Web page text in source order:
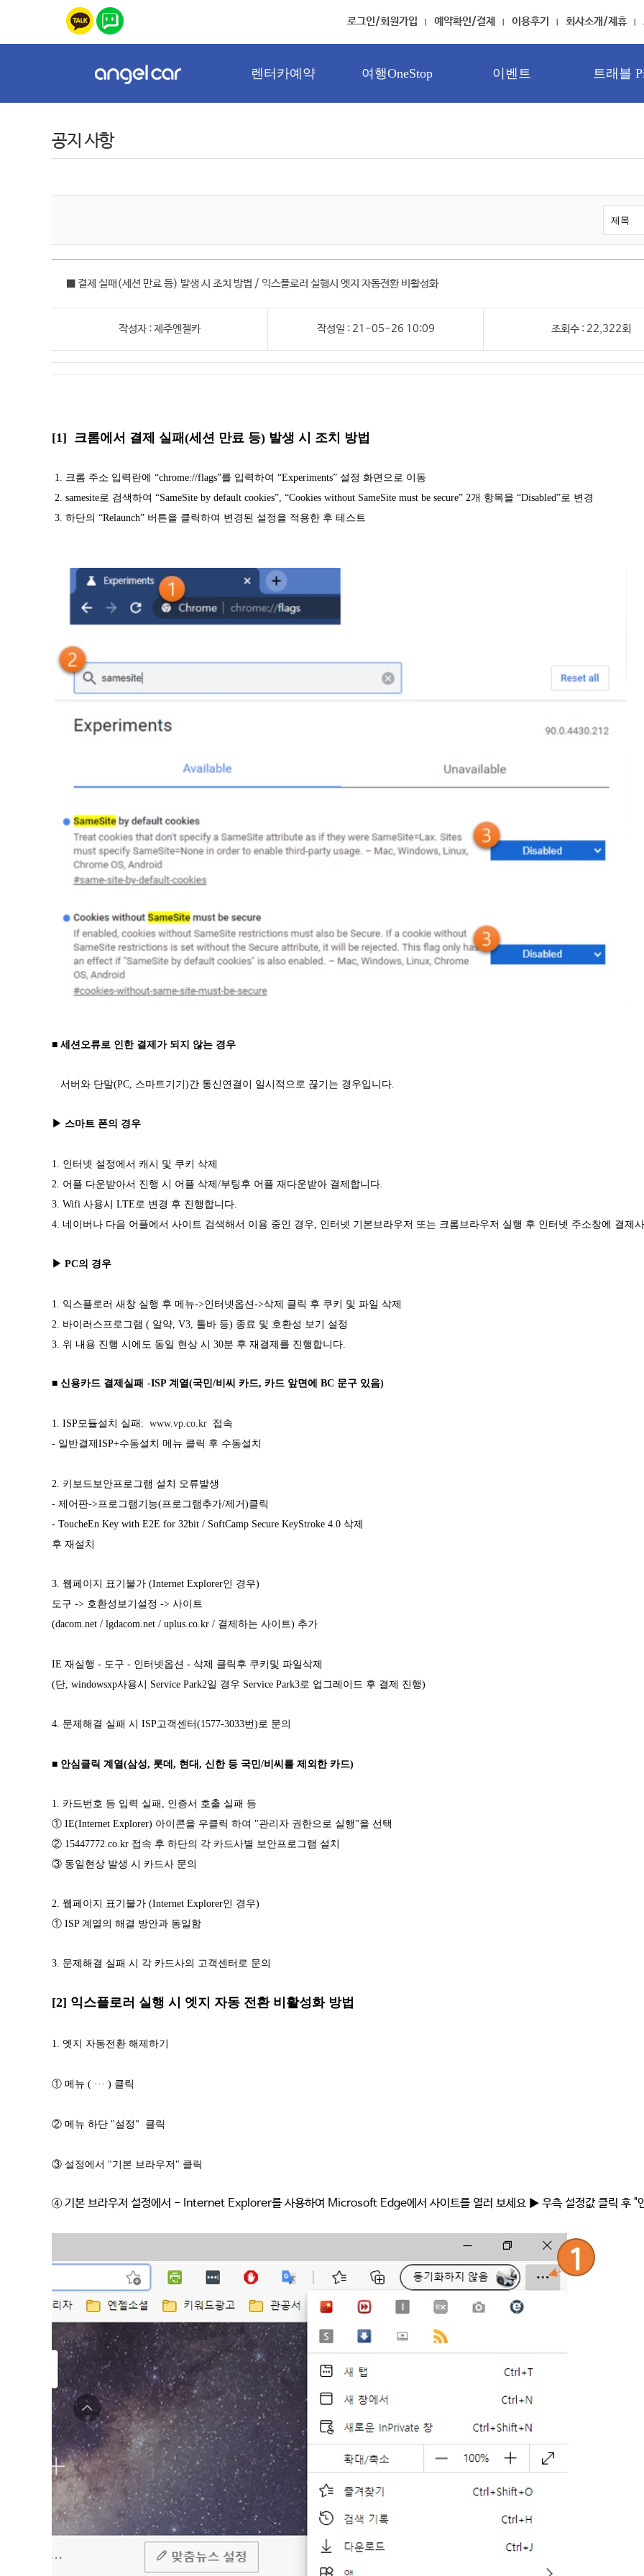
로그인/회원가입 예약확인/결제 이용후기 회사소개/제휴
렌터카예약 여행OneStop 이벤트 트래블
공지 사항
■ 결제 실패(세션 만료 등) 발생 시 조치 방법 / 익스플로러 실행시 엣지 자동전환 비활성화
작성자 : 제주엔젤카 작성일 : 21-05-26 10:09 조회수 : 22,322회
[1] 크롬에서 결제 실패(세션 만료 등) 발생 시 조치 방법
1. 크롬 주소 입력란에 “chrome://flags”를 입력하여 “Experiments” 설정 화면으로 이동
2. samesite로 검색하여 “SameSite by default cookies”, “Cookies without SameSite must be secure” 2개 항목을 “Disabled”로 변경
3. 하단의 “Relaunch” 버튼을 클릭하여 변경된 설정을 적용한 후 테스트
■ 세션오류로 인한 결제가 되지 않는 경우
서버와 단말(PC, 스마트기기)간 통신연결이 일시적으로 끊기는 경우입니다.
▶ 스마트 폰의 경우
1. 인터넷 설정에서 캐시 및 쿠키 삭제
2. 어플 다운받아서 진행 시 어플 삭제/부팅후 어플 재다운받아 결제합니다.
3. Wifi 사용시 LTE로 변경 후 진행합니다.
4. 네이버나 다음 어플에서 사이트 검색해서 이용 중인 경우, 인터넷 기본브라우저 또는 크롬브라우저 실행 후 인터넷 주소창에 결제
▶ PC의 경우
1. 익스플로러 새창 실행 후 메뉴->인터넷옵션->삭제 클릭 후 쿠키 및 파일 삭제
2. 바이러스프로그램 ( 알약, V3, 툴바 등) 종료 및 호환성 보기 설정
3. 위 내용 진행 시에도 동일 현상 시 30분 후 재결제를 진행합니다.
■ 신용카드 결제실패 -ISP 계열(국민/비씨 카드, 카드 앞면에 BC 문구 있음)
1. ISP모듈설치 실패: www.vp.co.kr 접속
- 일반결제ISP+수동설치 메뉴 클릭 후 수동설치
2. 키보드보안프로그램 설치 오류발생
- 제어판->프로그램기능(프로그램추가/제거)클릭
- ToucheEn Key with E2E for 32bit / SoftCamp Secure KeyStroke 4.0 삭제
후 재설치
3. 웹페이지 표기불가 (Internet Explorer인 경우)
도구 -> 호환성보기설정 -> 사이트
(dacom.net / lgdacom.net / uplus.co.kr / 결제하는 사이트) 추가
IE 재실행 - 도구 - 인터넷옵션 - 삭제 클릭후 쿠키및 파일삭제
(단, windowsxp사용시 Service Park2일 경우 Service Park3로 업그레이드 후 결제 진행)
4. 문제해결 실패 시 ISP고객센터(1577-3033번)로 문의
■ 안심클릭 계열(삼성, 롯데, 현대, 신한 등 국민/비씨를 제외한 카드)
1. 카드번호 등 입력 실패, 인증서 호출 실패 등
① IE(Internet Explorer) 아이콘을 우클릭 하여 "관리자 권한으로 실행"을 선택
② 15447772.co.kr 접속 후 하단의 각 카드사별 보안프로그램 설치
③ 동일현상 발생 시 카드사 문의
2. 웹페이지 표기불가 (Internet Explorer인 경우)
① ISP 계열의 해결 방안과 동일함
3. 문제해결 실패 시 각 카드사의 고객센터로 문의
[2] 익스플로러 실행 시 엣지 자동 전환 비활성화 방법
1. 엣지 자동전환 해제하기
① 메뉴 ( · · · ) 클릭
② 메뉴 하단 "설정" 클릭
③ 설정에서 "기본 브라우저" 클릭
④ 기본 브라우저 설정에서 - Internet Explorer를 사용하여 Microsoft Edge에서 사이트를 열러 보세요 ▶ 우측 설정값 클릭 후 "